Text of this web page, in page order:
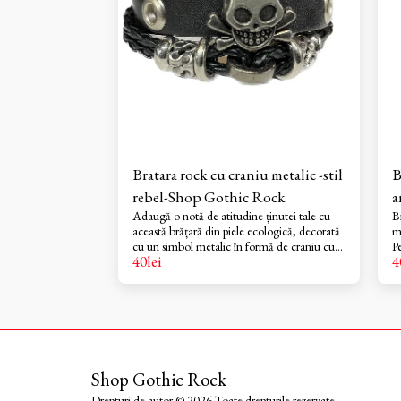
Bratara rock cu craniu metalic -stil
rebel-Shop Gothic Rock
Adaugă o notă de atitudine ținutei tale cu
această brățară din piele ecologică, decorată
cu un simbol metalic în formă de craniu cu
oase încrucișate. Combinând pielea neagră
pasionat de muzică rock sau cultură
alternativă.
40lei
Shop Gothic Rock